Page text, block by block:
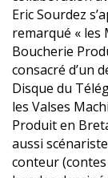
Eric Sourdez
remarqué « les
Boucherie
consacré d’un
Disque du
les Valses
Produit en
aussi
conteur